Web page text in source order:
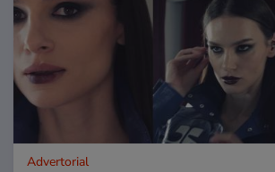
Advertorial